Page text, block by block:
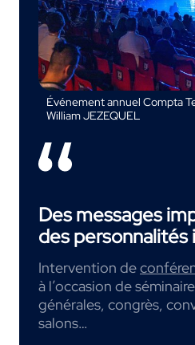
Événement annuel Compta
William JEZEQUEL
Des messages
des personnalités
Intervention de
à l’occasion de
générales, congrès,
salons…